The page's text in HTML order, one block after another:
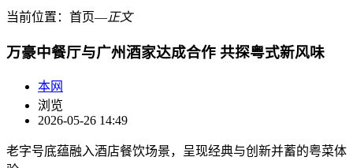
当前位置： 首页―正文
万豪中餐厅与广州酒家达成合作 共探粤式新风味
本网
浏览
2026-05-26 14:49
老字号底蕴融入酒店餐饮场景，呈现经典与创新并蓄的粤菜体